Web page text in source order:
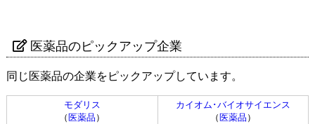
医薬品のピックアップ企業
同じ医薬品の企業をピックアップしています。
モダリス
（ 医薬品 ）
カイオム･バイオサイエンス
（ 医薬品 ）